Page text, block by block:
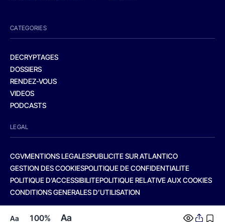
Aa 100% Aa
CATEGORIES
DECRYPTAGES
DOSSIERS
RENDEZ-VOUS
VIDEOS
PODCASTS
LEGAL
CGVMENTIONS LEGALESPUBLICITE SUR ATLANTICO
GESTION DES COOKIESPOLITIQUE DE CONFIDENTIALITE
POLITIQUE D’ACCESSIBILITEPOLITIQUE RELATIVE AUX COOKIES
CONDITIONS GENERALES D’UTILISATION